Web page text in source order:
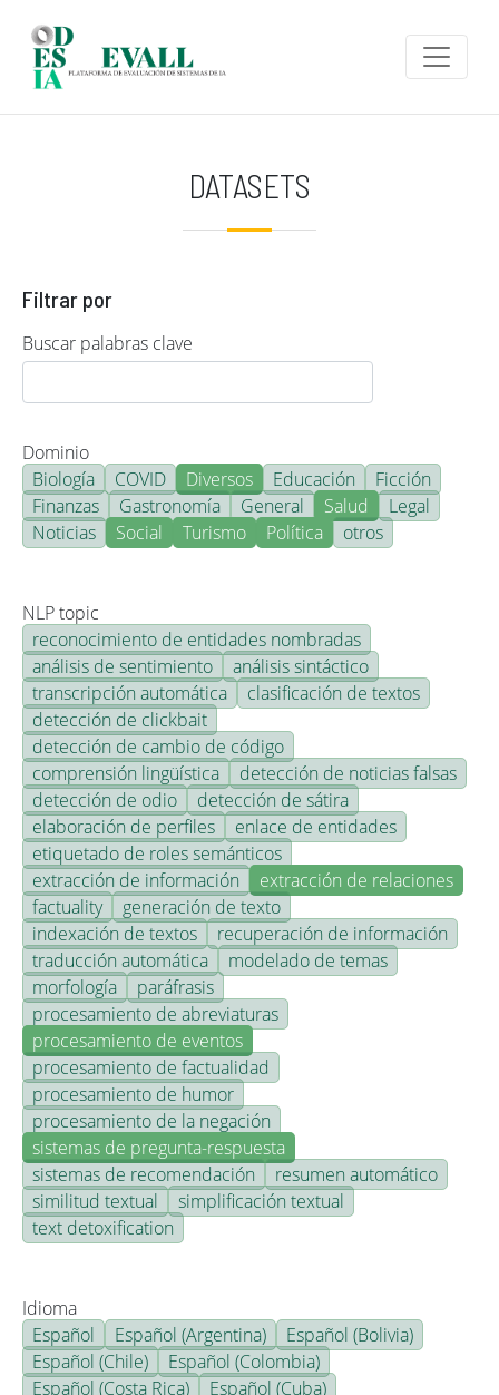
DATASETS
Filtrar por
Buscar palabras clave
Dominio
Biología
COVID Diversos Educación
Ficción
Finanzas
Gastronomía General Salud
Legal
Noticias
Social Turismo Política otros
NLP topic
reconocimiento de entidades nombradas
análisis de sentimiento
análisis sintáctico
transcripción automática
clasificación de textos
detección de clickbait
detección de cambio de código
comprensión lingüística
detección de noticias falsas
detección de odio
detección de sátira
elaboración de perfiles
enlace de entidades
etiquetado de roles semánticos
extracción de información
extracción de relaciones
factuality
generación de texto
indexación de textos
recuperación de información
traducción automática
modelado de temas
morfología
paráfrasis
procesamiento de abreviaturas
procesamiento de eventos
procesamiento de factualidad
procesamiento de humor
procesamiento de la negación
sistemas de pregunta-respuesta
sistemas de recomendación
resumen automático
similitud textual
simplificación textual
text detoxification
Idioma
Español
Español (Argentina)
Español (Bolivia)
Español (Chile)
Español (Colombia)
Español (Costa Rica)
Español (Cuba)